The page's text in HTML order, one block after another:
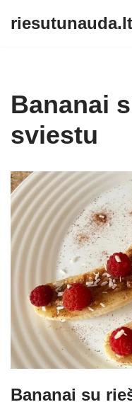
riesutunauda.lt
Bananai
sviestu
Bananai su